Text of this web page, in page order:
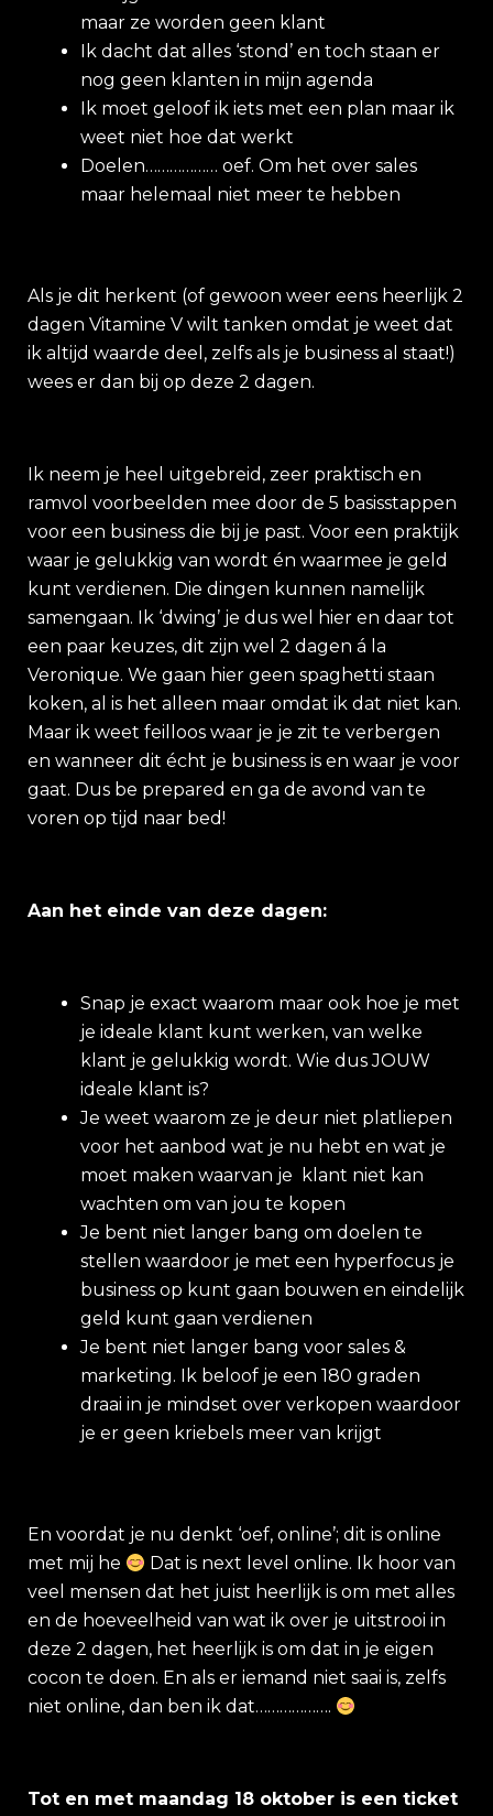
maar ze worden geen klant
Ik dacht dat alles ‘stond’ en toch staan er
nog geen klanten in mijn agenda
Ik moet geloof ik iets met een plan maar ik
weet niet hoe dat werkt
Doelen……………… oef. Om het over sales
maar helemaal niet meer te hebben
Als je dit herkent (of gewoon weer eens heerlijk 2
dagen Vitamine V wilt tanken omdat je weet dat
ik altijd waarde deel, zelfs als je business al staat!)
wees er dan bij op deze 2 dagen.
Ik neem je heel uitgebreid, zeer praktisch en
ramvol voorbeelden mee door de 5 basisstappen
voor een business die bij je past. Voor een praktijk
waar je gelukkig van wordt én waarmee je geld
kunt verdienen. Die dingen kunnen namelijk
samengaan. Ik ‘dwing’ je dus wel hier en daar tot
een paar keuzes, dit zijn wel 2 dagen á la
Veronique. We gaan hier geen spaghetti staan
koken, al is het alleen maar omdat ik dat niet kan.
Maar ik weet feilloos waar je je zit te verbergen
en wanneer dit écht je business is en waar je voor
gaat. Dus be prepared en ga de avond van te
voren op tijd naar bed!
Aan het einde van deze dagen:
Snap je exact waarom maar ook hoe je met
je ideale klant kunt werken, van welke
klant je gelukkig wordt. Wie dus JOUW
ideale klant is?
Je weet waarom ze je deur niet platliepen
voor het aanbod wat je nu hebt en wat je
moet maken waarvan je klant niet kan
wachten om van jou te kopen
Je bent niet langer bang om doelen te
stellen waardoor je met een hyperfocus je
business op kunt gaan bouwen en eindelijk
geld kunt gaan verdienen
Je bent niet langer bang voor sales &
marketing. Ik beloof je een 180 graden
draai in je mindset over verkopen waardoor
je er geen kriebels meer van krijgt
En voordat je nu denkt ‘oef, online’; dit is online
met mij he
Dat is next level online. Ik hoor van
veel mensen dat het juist heerlijk is om met alles
en de hoeveelheid van wat ik over je uitstrooi in
deze 2 dagen, het heerlijk is om dat in je eigen
cocon te doen. En als er iemand niet saai is, zelfs
niet online, dan ben ik dat……………….
Tot en met maandag 18 oktober is een ticket